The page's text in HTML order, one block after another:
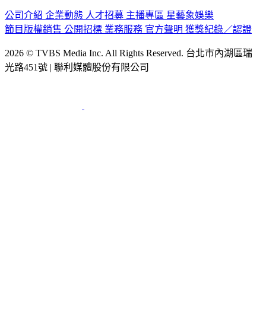
公司介紹 企業動態 人才招募 主播專區 星藝象娛樂
節目版權銷售 公開招標 業務服務 官方聲明 獲獎紀錄／認證
2026 © TVBS Media Inc. All Rights Reserved. 台北市內湖區瑞
光路451號 | 聯利媒體股份有限公司